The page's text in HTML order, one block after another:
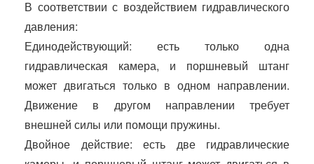
В соответствии с воздействием гидравлического
давления:
Единодействующий: есть только одна
гидравлическая камера, и поршневый штанг
может двигаться только в одном направлении.
Движение в другом направлении требует
внешней силы или помощи пружины.
Двойное действие: есть две гидравлические